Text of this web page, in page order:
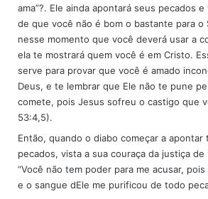
ama”?. Ele ainda apontará seus pecados
de que você não é bom o bastante para o
nesse momento que você deverá usar a
ela te mostrará quem você é em Cristo.
serve para provar que você é amado
Deus, e te lembrar que Ele não te pune
comete, pois Jesus sofreu o castigo que
53:4,5).
Então, quando o diabo começar a apontar
pecados, vista a sua couraça da justiça de
“Você não tem poder para me acusar,
e o sangue dEle me purificou de todo